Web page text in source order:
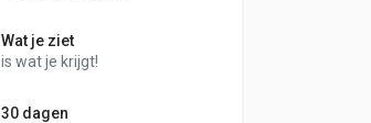
Wat je ziet
is wat je krijgt!
30 dagen